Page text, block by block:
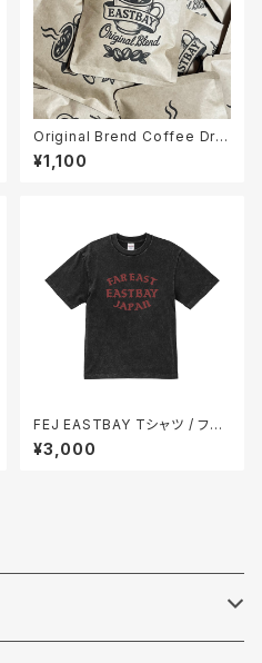
Original Brend Coffee Drip
Bag / 4P
¥1,100
FEJ EASTBAY Tシャツ / フェ
ードブラック
¥3,000